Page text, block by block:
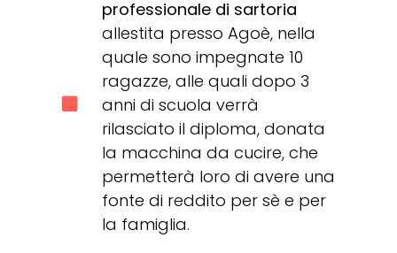
professionale di sartoria
allestita presso Agoè, nella
quale sono impegnate 10
ragazze, alle quali dopo 3
anni di scuola verrà
rilasciato il diploma, donata
la macchina da cucire, che
permetterà loro di avere una
fonte di reddito per sè e per
la famiglia.